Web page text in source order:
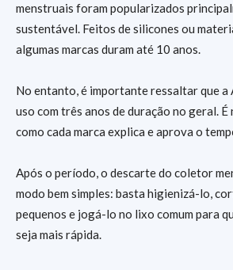
menstruais foram popularizados
sustentável. Feitos de silicones ou
algumas marcas duram até 10 anos.
No entanto, é importante ressaltar que a
uso com três anos de duração no geral.
como cada marca explica e aprova o
Após o período, o descarte do coletor
modo bem simples: basta higienizá-lo,
pequenos e jogá-lo no lixo comum para
seja mais rápida.